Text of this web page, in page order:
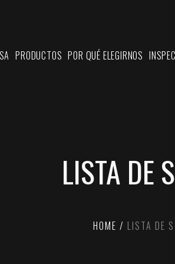
PRODUCTOS POR QUÉ ELEGIRNOS
LISTA DE
HOME LISTA DE